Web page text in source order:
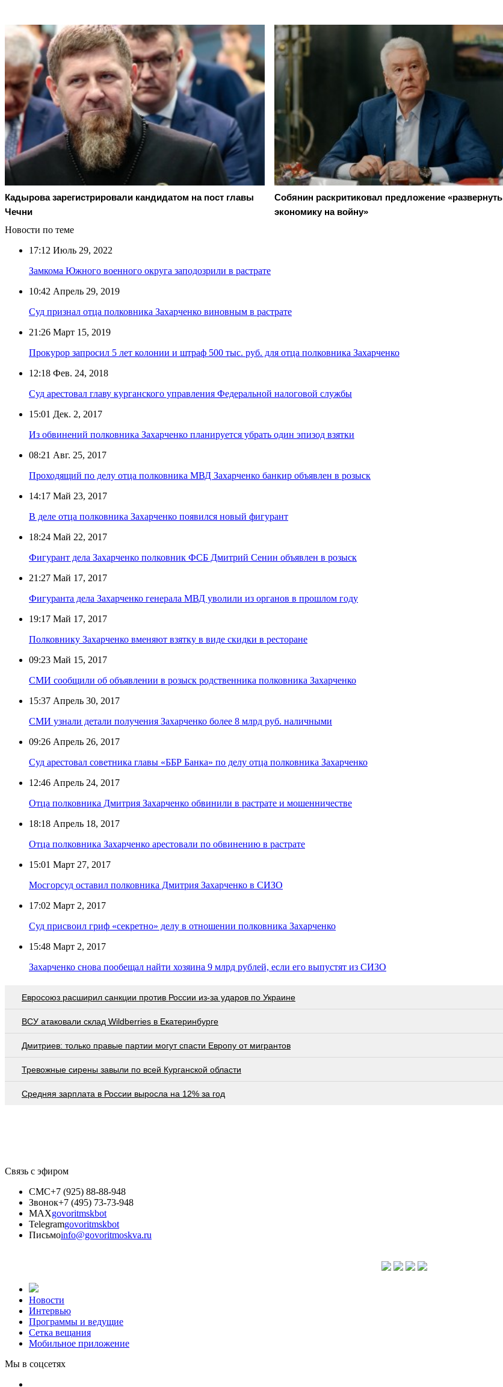
Кадырова зарегистрировали кандидатом на пост главы
Чечни
Собянин раскритиковал предложение «развернуть
экономику на войну»
Новости по теме
17:12 Июль 29, 2022
Замкома Южного военного округа заподозрили в растрате
10:42 Апрель 29, 2019
Суд признал отца полковника Захарченко виновным в растрате
21:26 Март 15, 2019
Прокурор запросил 5 лет колонии и штраф 500 тыс. руб. для отца полковника Захарченко
12:18 Фев. 24, 2018
Суд арестовал главу курганского управления Федеральной налоговой службы
15:01 Дек. 2, 2017
Из обвинений полковника Захарченко планируется убрать один эпизод взятки
08:21 Авг. 25, 2017
Проходящий по делу отца полковника МВД Захарченко банкир объявлен в розыск
14:17 Май 23, 2017
В деле отца полковника Захарченко появился новый фигурант
18:24 Май 22, 2017
Фигурант дела Захарченко полковник ФСБ Дмитрий Сенин объявлен в розыск
21:27 Май 17, 2017
Фигуранта дела Захарченко генерала МВД уволили из органов в прошлом году
19:17 Май 17, 2017
Полковнику Захарченко вменяют взятку в виде скидки в ресторане
09:23 Май 15, 2017
СМИ сообщили об объявлении в розыск родственника полковника Захарченко
15:37 Апрель 30, 2017
СМИ узнали детали получения Захарченко более 8 млрд руб. наличными
09:26 Апрель 26, 2017
Суд арестовал советника главы «ББР Банка» по делу отца полковника Захарченко
12:46 Апрель 24, 2017
Отца полковника Дмитрия Захарченко обвинили в растрате и мошенничестве
18:18 Апрель 18, 2017
Отца полковника Захарченко арестовали по обвинению в растрате
15:01 Март 27, 2017
Мосгорсуд оставил полковника Дмитрия Захарченко в СИЗО
17:02 Март 2, 2017
Суд присвоил гриф «секретно» делу в отношении полковника Захарченко
15:48 Март 2, 2017
Захарченко снова пообещал найти хозяина 9 млрд рублей, если его выпустят из СИЗО
Евросоюз расширил санкции против России из-за ударов по Украине
ВСУ атаковали склад Wildberries в Екатеринбурге
Дмитриев: только правые партии могут спасти Европу от мигрантов
Тревожные сирены завыли по всей Курганской области
Средняя зарплата в России выросла на 12% за год
Связь с эфиром
СМС+7 (925) 88-88-948
Звонок+7 (495) 73-73-948
MAXgovoritmskbot
Telegramgovoritmskbot
Письмоinfo@govoritmoskva.ru
Новости
Интервью
Программы и ведущие
Сетка вещания
Мобильное приложение
Мы в соцсетях